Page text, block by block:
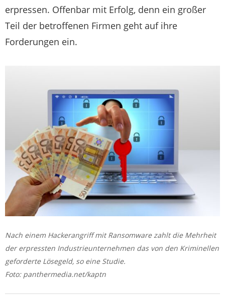
erpressen. Offenbar mit Erfolg, denn ein großer
Teil der betroffenen Firmen geht auf ihre
Forderungen ein.
Nach einem Hackerangriff mit Ransomware zahlt die Mehrheit
der erpressten Industrieunternehmen das von den Kriminellen
geforderte Lösegeld, so eine Studie.
Foto: panthermedia.net/kaptn